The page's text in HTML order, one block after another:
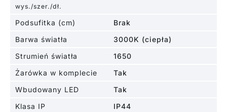
wys./szer./dł.
Podsufitka (cm)
Brak
Barwa światła
3000K (ciepła)
Strumień światła
1650
Żarówka w komplecie
Tak
Wbudowany LED
Tak
Klasa IP
IP44